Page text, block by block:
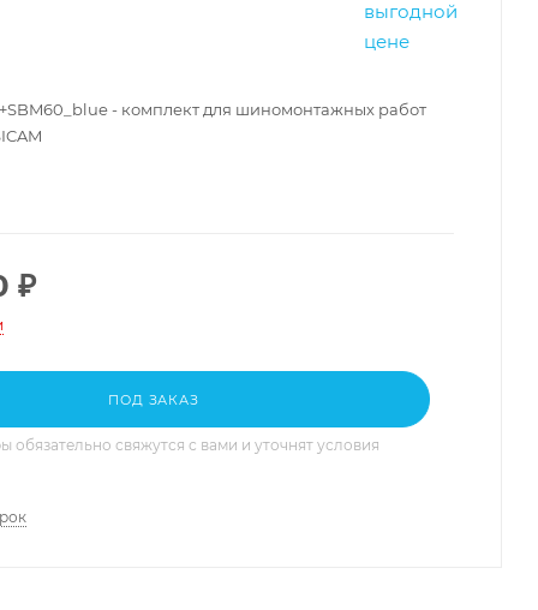
- комплект для шиномонтажных работ
₽
ПОД ЗАКАЗ
свяжутся с вами и уточнят условия